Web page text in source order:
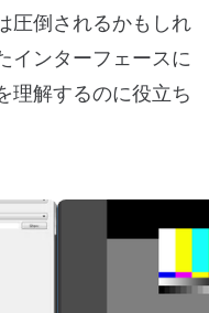
圧倒されるかもしれ
インターフェースに
理解するのに役立ち